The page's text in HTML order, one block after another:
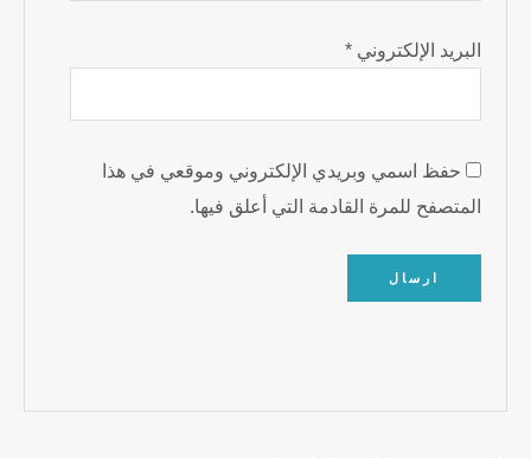
البريد الإلكتروني*
حفظ اسمي وبريدي الإلكتروني وموقعي في هذا
المتصفح للمرة القادمة التي أعلق فيها.